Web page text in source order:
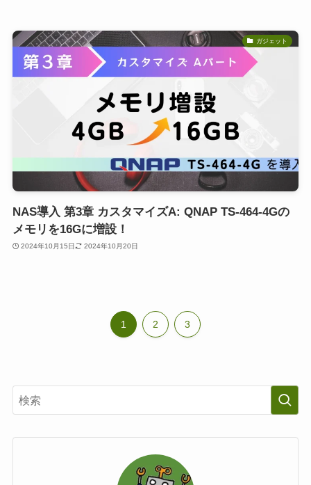
ガジェット
NAS導入 第3章 カスタマイズA: QNAP TS-464-4Gの
メモリを16Gに増設！
2024年10月15日 2024年10月20日
1 2 3